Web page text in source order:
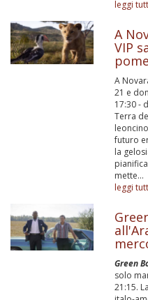
leggi
A
VIP
A
21 e
17:30 -
Terra
futuro
la
mette...
leggi
Green
solo
21:15.